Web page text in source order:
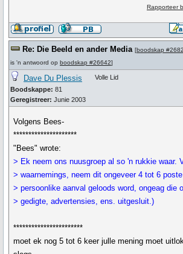
Rapporteer
Re: Die Beeld en ander Media [boodskap
is 'n antwoord op boodskap #26642]
Dave Du Plessis
Boodskappe: 81
Geregistreer: Junie 2003
Volle Lid
Volgens Bees-
*********************
"Bees" wrote:
> Ek neem ons nuusgroep al so 'n rukkie waar.
> waarnemings, neem dit ongeveer 4 tot 6
> persoonlike aanval geloods word, ongeag die
> gedigte, advertensies, ens. uitgesluit.)
***********************
moet ek nog 5 tot 6 keer julle mening moet